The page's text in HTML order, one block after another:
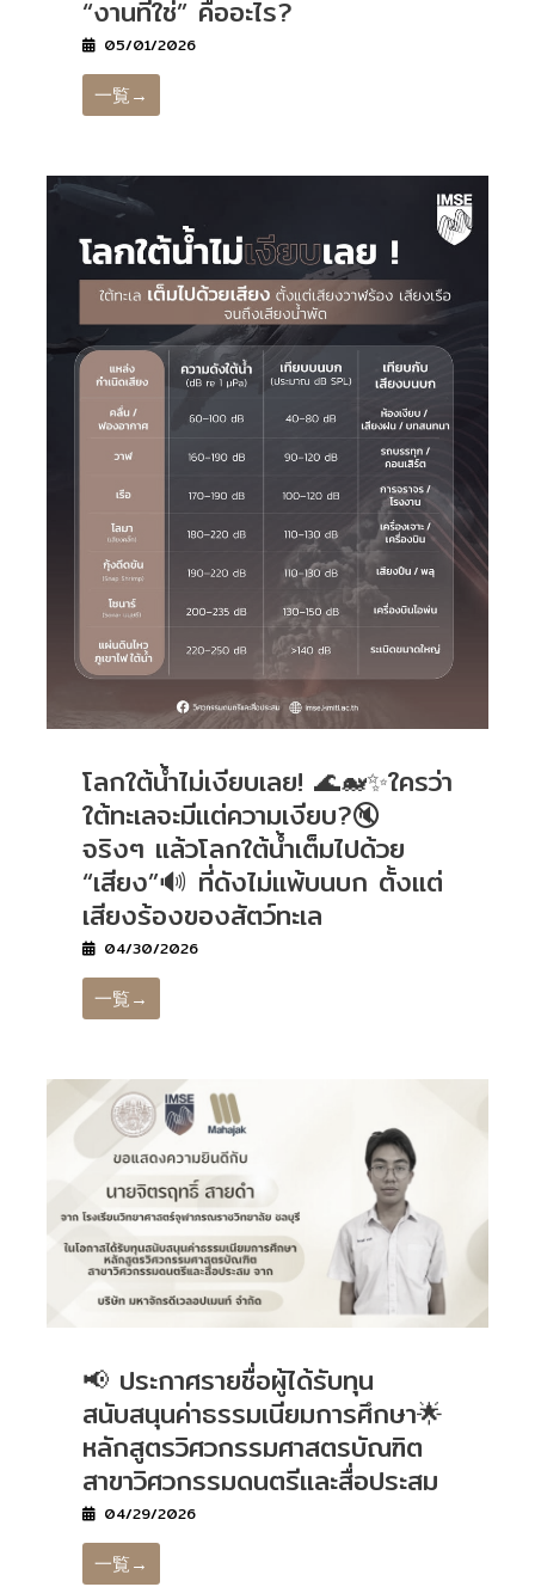
“งานที่ใช่” คืออะไร?
05/01/2026
一覧→
โลกใต้น้ำไม่เงียบเลย! 🌊🐋✨ใครว่า
ใต้ทะเลจะมีแต่ความเงียบ?🔇
จริงๆ แล้วโลกใต้น้ำเต็มไปด้วย
“เสียง”🔊 ที่ดังไม่แพ้บนบก ตั้งแต่
เสียงร้องของสัตว์ทะเล
04/30/2026
一覧→
📢 ประกาศรายชื่อผู้ได้รับทุน
สนับสนุนค่าธรรมเนียมการศึกษา🌟
หลักสูตรวิศวกรรมศาสตรบัณฑิต
สาขาวิศวกรรมดนตรีและสื่อประสม
04/29/2026
一覧→